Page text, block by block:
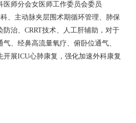
医师分会女医师工作委员会委员
、主动脉夹层围术期循环管理、肺保
治、CRRT技术、人工肝辅助，对于
、经鼻高流量氧疗、俯卧位通气、
开展ICU心肺康复，强化加速外科康复